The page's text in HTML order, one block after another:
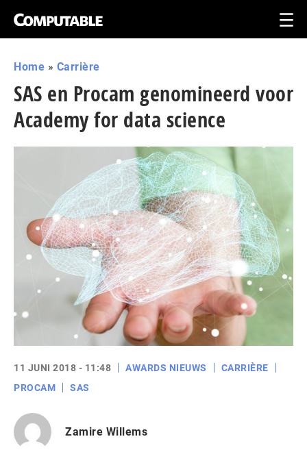
Home » Carrière
SAS en Procam genomineerd voor
Academy for data science
11 JUNI 2018 - 11:48 AWARDS NIEUWS
CARRIÈRE
PROCAM
SAS
Zamire Willems